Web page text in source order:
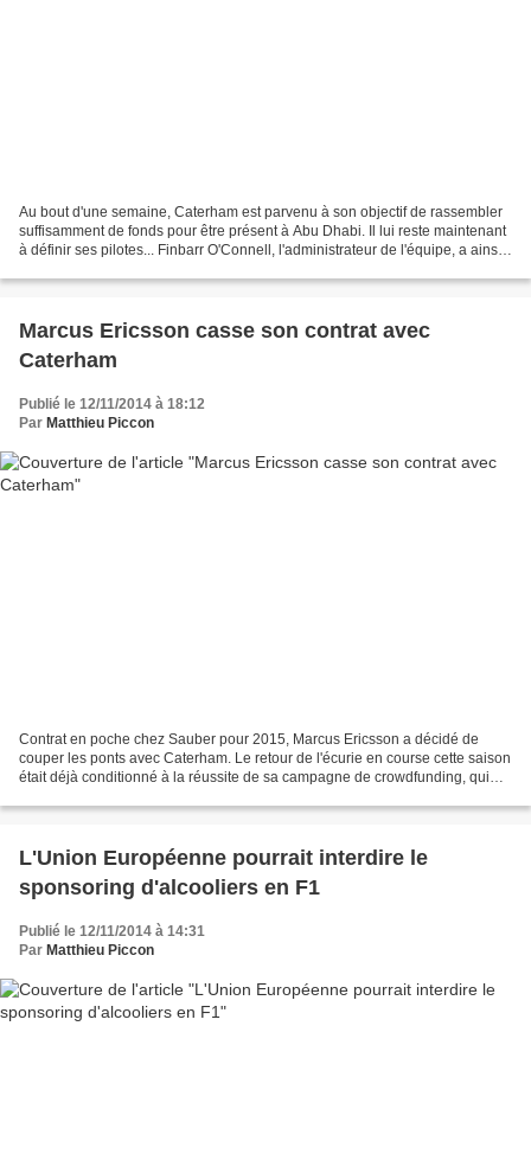
Au bout d'une semaine, Caterham est parvenu à son objectif de rassembler
suffisamment de fonds pour être présent à Abu Dhabi. Il lui reste maintenant
à définir ses pilotes... Finbarr O'Connell, l'administrateur de l'équipe, a ainsi
Marcus Ericsson casse son contrat avec
Caterham
Publié le 12/11/2014 à 18:12
Par Matthieu Piccon
Contrat en poche chez Sauber pour 2015, Marcus Ericsson a décidé de
couper les ponts avec Caterham. Le retour de l'écurie en course cette saison
était déjà conditionné à la réussite de sa campagne de crowdfunding, qui
L'Union Européenne pourrait interdire le
sponsoring d'alcooliers en F1
Publié le 12/11/2014 à 14:31
Par Matthieu Piccon